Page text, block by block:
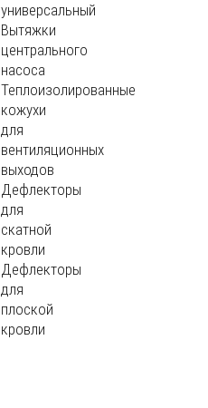
универсальный
Вытяжки
центрального
насоса
Теплоизолированные
кожухи
для
вентиляционных
выходов
Дефлекторы
для
скатной
кровли
Дефлекторы
для
плоской
кровли